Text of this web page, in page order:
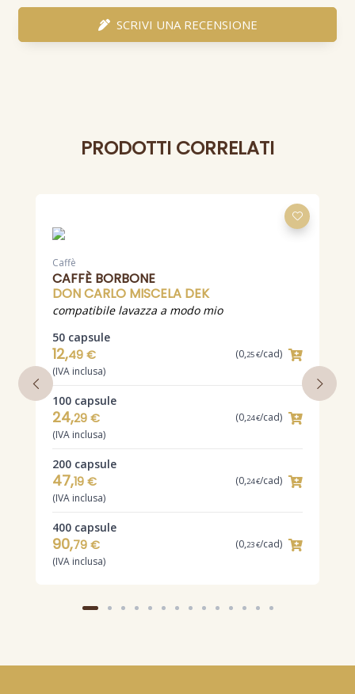
SCRIVI UNA RECENSIONE
PRODOTTI CORRELATI
Caffè
CAFFÈ BORBONE
DON CARLO MISCELA DEK
compatibile lavazza a modo mio
50 capsule
12,49 € (0,25 €/cad)
(IVA inclusa)
100 capsule
24,29 € (0,24 €/cad)
(IVA inclusa)
200 capsule
47,19 € (0,24 €/cad)
(IVA inclusa)
400 capsule
90,79 € (0,23 €/cad)
(IVA inclusa)